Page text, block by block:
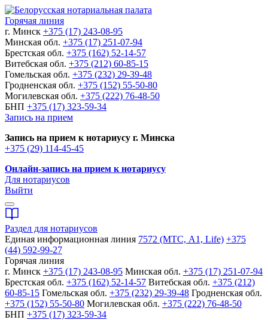
Горячая линия
г. Минск +375 (17) 243-08-95
Минская обл. +375 (17) 251-07-94
Брестская обл. +375 (162) 52-14-57
Витебская обл. +375 (212) 60-85-15
Гомельская обл. +375 (232) 29-39-48
Гродненская обл. +375 (152) 55-50-80
Могилевская обл. +375 (222) 76-48-50
БНП +375 (17) 323-59-34
Запись на прием
Запись на прием к нотариусу г. Минска
+375 (29) 114-45-45
Онлайн-запись на прием к нотариусу
Для нотариусов
Выйти
Раздел для нотариусов
Единая информационная линия 7572 (МТС, A1, Life) +375
(44) 592-99-27
Горячая линия
г. Минск +375 (17) 243-08-95 Минская обл. +375 (17) 251-07-94
Брестская обл. +375 (162) 52-14-57 Витебская обл. +375 (212)
60-85-15 Гомельская обл. +375 (232) 29-39-48 Гродненская обл.
+375 (152) 55-50-80 Могилевская обл. +375 (222) 76-48-50
БНП +375 (17) 323-59-34